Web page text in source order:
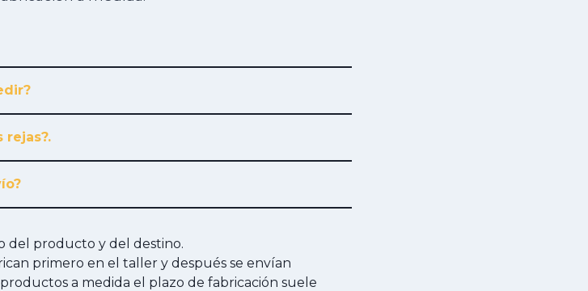
rejas?.
del producto y del destino.
primero en el taller y después se envían
a medida el plazo de fabricación suele